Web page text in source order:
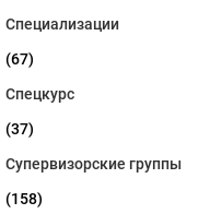
Специализации
(67)
Спецкурс
(37)
Супервизорские группы
(158)